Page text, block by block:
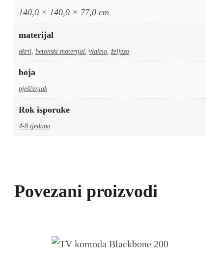
140,0 × 140,0 × 77,0 cm
materijal
akril betonski materijal vlakno željezo
boja
pješčenjak
Rok isporuke
4-8 tjedana
Povezani proizvodi